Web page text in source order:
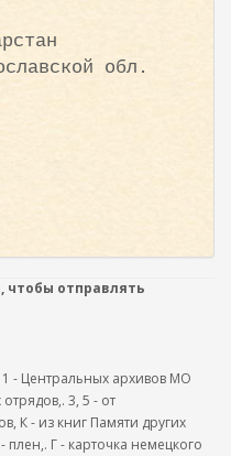
обл.
, чтобы отправлять
- Центральных архивов МО
3, 5 - от
К - из книг Памяти других
Г - карточка немецкого